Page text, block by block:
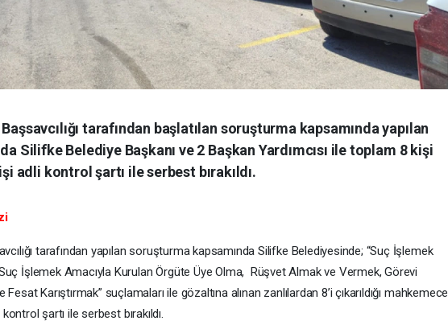
tarafından başlatılan soruşturma kapsamında yapılan
Silifke Belediye Başkanı ve 2 Başkan Yardımcısı ile toplam 8 kişi
adli kontrol şartı ile serbest bırakıldı.
tarafından yapılan soruşturma kapsamında Silifke Belediyesinde; “Suç İşlemek
İşlemek Amacıyla Kurulan Örgüte Üye Olma, Rüşvet Almak ve Vermek, Görevi
Karıştırmak” suçlamaları ile gözaltına alınan zanlılardan 8’i çıkarıldığı mahkemece
şartı ile serbest bırakıldı.